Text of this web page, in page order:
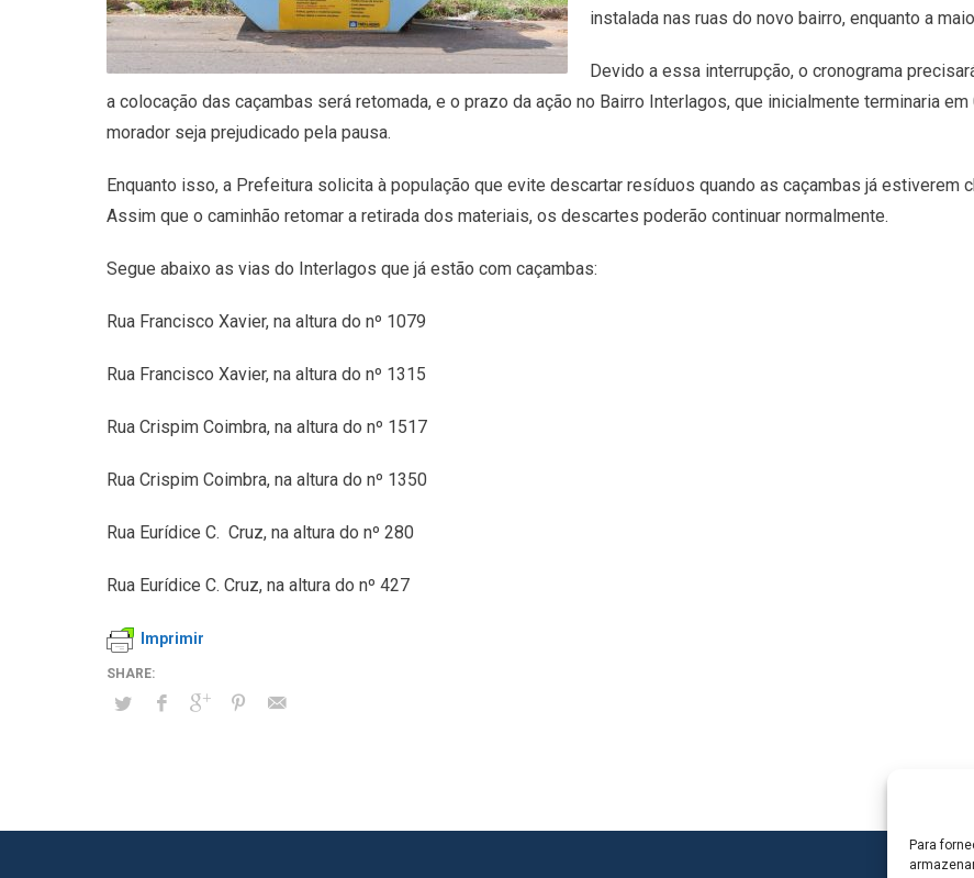
Para
instalada nas ruas do novo bairro, enquanto a
Devido a essa interrupção, o cronograma
a colocação das caçambas será retomada, e o prazo da ação no Bairro Interlagos, que inicialmente terminaria
morador seja prejudicado pela pausa.
Enquanto isso, a Prefeitura solicita à população que evite descartar resíduos quando as caçambas já estiverem
Assim que o caminhão retomar a retirada dos materiais, os descartes poderão continuar normalmente.
Segue abaixo as vias do Interlagos que já estão com caçambas:
Rua Francisco Xavier, na altura do nº 1079
Rua Francisco Xavier, na altura do nº 1315
Rua Crispim Coimbra, na altura do nº 1517
Rua Crispim Coimbra, na altura do nº 1350
Rua Eurídice C. Cruz, na altura do nº 280
Rua Eurídice C. Cruz, na altura do nº 427
Imprimir